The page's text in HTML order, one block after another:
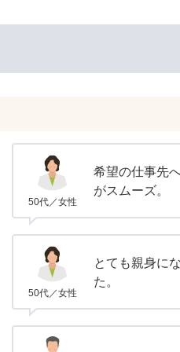
50代／女性
希望の仕事先
がスムーズ。
50代／女性
とても親身に
た。